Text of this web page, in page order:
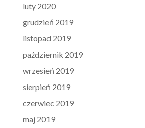
luty 2020
grudzień 2019
listopad 2019
październik 2019
wrzesień 2019
sierpień 2019
czerwiec 2019
maj 2019